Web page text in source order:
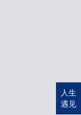
人生
遇见